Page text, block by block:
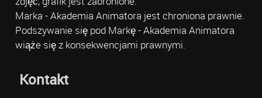
Marka - Akademia Animatora jest chroniona prawnie.
Podszywanie się pod Markę - Akademia Animatora
wiąże się z konsekwencjami prawnymi.
Kontakt